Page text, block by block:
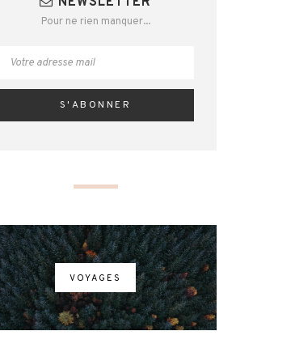
Pour ne rien manquer...
VOYAGES